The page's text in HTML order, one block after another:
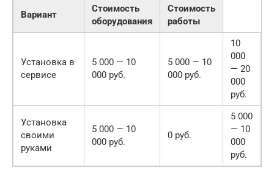
Вариант
Стоимость
оборудования
Стоимость
работы
Установка в
сервисе
5 000 — 10
000 руб.
5 000 — 10
000 руб.
10
000
— 20
000
руб.
Установка
своими
руками
5 000 — 10
000 руб.
0 руб.
5 000
— 10
000
руб.